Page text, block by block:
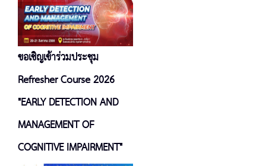
ขอเชิญเข้าร่วมประชุม
Refresher Course 2026
"EARLY DETECTION AND
MANAGEMENT OF
COGNITIVE IMPAIRMENT"